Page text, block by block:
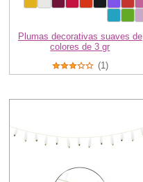
Plumas decorativas suaves de
colores de 3 gr
(1)